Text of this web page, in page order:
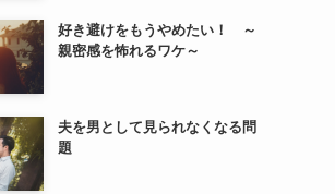
好き避けをもうやめたい！ ～
親密感を怖れるワケ～
夫を男として見られなくなる問
題